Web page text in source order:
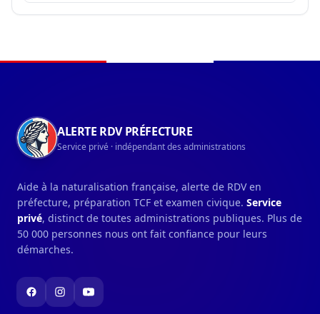
environnement. 💥 En l’utilisant, les impacts sont
ALERTE RDV PRÉFECTURE
Service privé · indépendant des administrations
Aide à la naturalisation française, alerte de RDV en
préfecture, préparation TCF et examen civique. Service
privé, distinct de toutes administrations publiques. Plus de
50 000 personnes nous ont fait confiance pour leurs
démarches.